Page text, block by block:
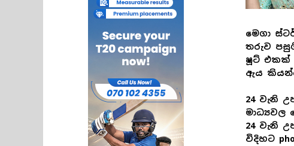
මෙගා
තරුව
ෂූට් එකක්
ඇය
24 වැනි
මාධ්‍යවල
24 වැනි
විදිහට